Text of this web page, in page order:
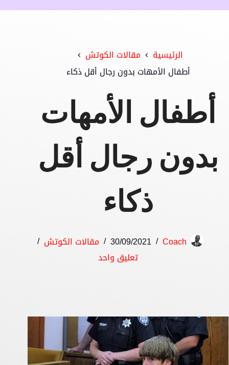
الرئيسية
مقالات الكوتش
أطفال الأمهات بدون رجال أقل ذكاء
أطفال الأمهات
بدون رجال أقل
ذكاء
Coach
30/09/2021
مقالات الكوتش
تعليق واحد